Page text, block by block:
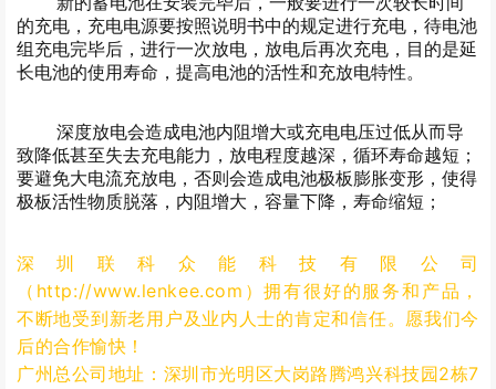
的充电，充电电源要按照说明书中的规定进行充电，待电池
组充电完毕后，进行一次放电，放电后再次充电，目的是延
长电池的使用寿命，提高电池的活性和充放电特性。
深度放电会造成电池内阻增大或充电电压过低从而导
致降低甚至失去充电能力，放电程度越深，循环寿命越短；
要避免大电流充放电，否则会造成电池极板膨胀变形，使得
极板活性物质脱落，内阻增大，容量下降，寿命缩短；
深圳联科众能科技有限公司
（http://www.lenkee.com）拥有很好的服务和产品，
不断地受到新老用户及业内人士的肯定和信任。愿我们今
后的合作愉快！
广州总公司地址： 深圳市光明区大岗路腾鸿兴科技园2栋7